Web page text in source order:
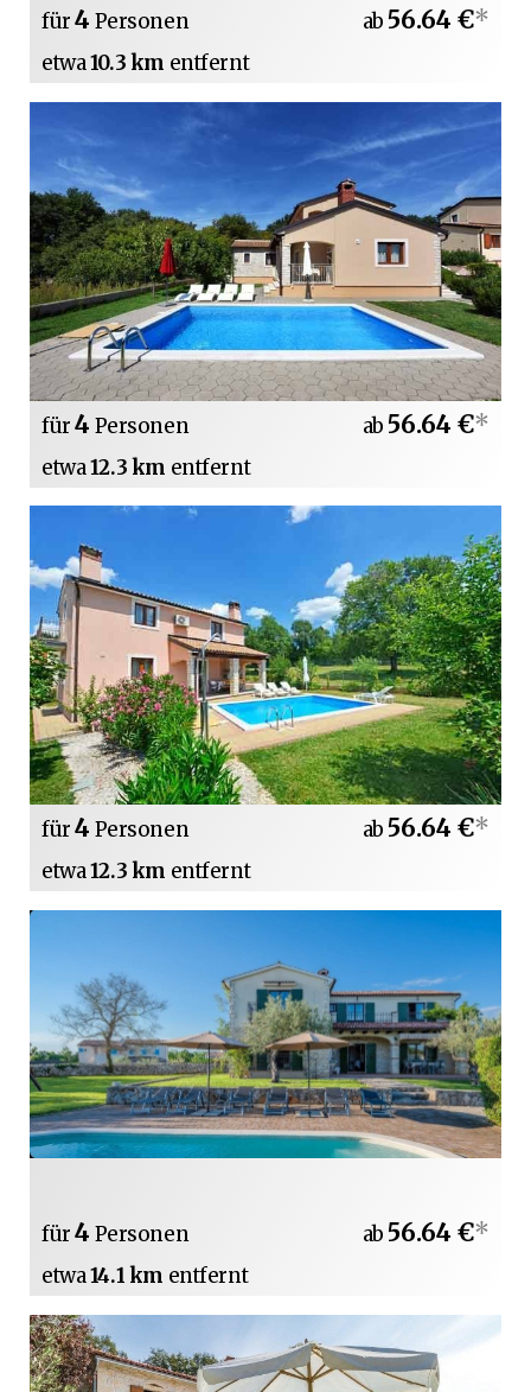
für4 Personen
etwa10.3 km entfernt
ab 56.64 €*
für4 Personen
etwa12.3 km entfernt
ab 56.64 €*
für4 Personen
etwa12.3 km entfernt
ab 56.64 €*
für4 Personen
etwa14.1 km entfernt
ab 56.64 €*